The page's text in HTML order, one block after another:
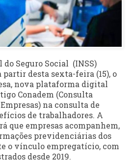
Seguro Social (INSS)
partir desta sexta-feira (15), o
nova plataforma digital
Conadem (Consulta
na consulta de
de trabalhadores. A
que empresas acompanhem,
previdenciárias dos
o vínculo empregatício, com
desde 2019.